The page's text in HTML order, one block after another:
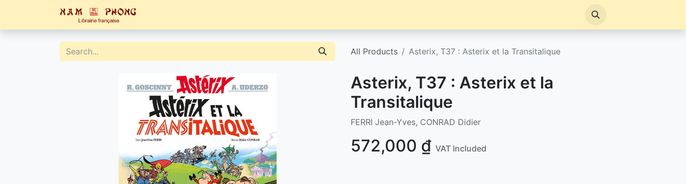
All Products Asterix, T37 : Asterix et la Transitalique
Asterix, T37 : Asterix et la
Transitalique
FERRI Jean-Yves, CONRAD Didier
572,000 ₫ VAT Included